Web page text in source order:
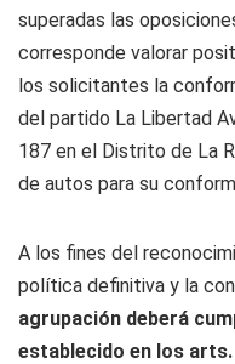
superadas las
corresponde valorar
los solicitantes la
del partido La Libertad
187 en el Distrito de La
de autos para su
A los fines del
política definitiva y la
agrupación deberá
establecido en los